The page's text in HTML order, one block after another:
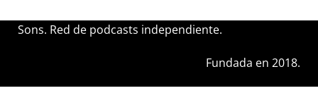
Sons. Red de podcasts independiente.
Fundada en 2018.